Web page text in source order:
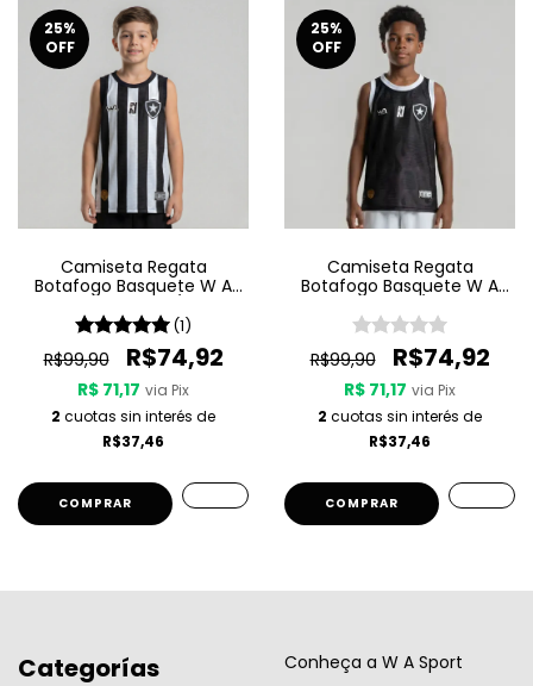
25%
OFF
Camiseta Regata
Botafogo Basquete W A
Listrada (1)
R$99,90 R$74,92
R$ 71,17 via Pix
2 cuotas sin interés de
R$37,46
COMPRAR
25%
OFF
Camiseta Regata
Botafogo Basquete W A
R$99,90 R$74,92
R$ 71,17 via Pix
2 cuotas sin interés de
R$37,46
COMPRAR
Categorías Conheça a W A Sport